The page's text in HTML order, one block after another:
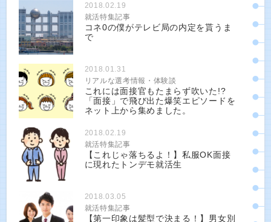
2018.02.19
就活特集記事
コネ0の僕がテレビ局の内定を貰うま
で
2018.01.31
リアルな選考情報・体験談
これには面接官もたまらず吹いた!?
「面接」で飛び出た爆笑エピソードを
ネット上から集めました。
2018.02.19
就活特集記事
【これじゃ落ちるよ！】私服OK面接
に現れたトンデモ就活生
2018.03.05
就活特集記事
【第一印象は髪型で決まる！】男女別